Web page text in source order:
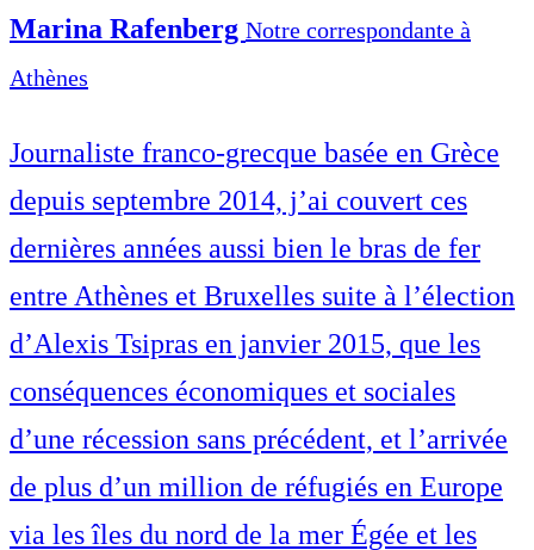
Marina Rafenberg Notre correspondante à
Athènes
Journaliste franco-grecque basée en Grèce
depuis septembre 2014, j’ai couvert ces
dernières années aussi bien le bras de fer
entre Athènes et Bruxelles suite à l’élection
d’Alexis Tsipras en janvier 2015, que les
conséquences économiques et sociales
d’une récession sans précédent, et l’arrivée
de plus d’un million de réfugiés en Europe
via les îles du nord de la mer Égée et les